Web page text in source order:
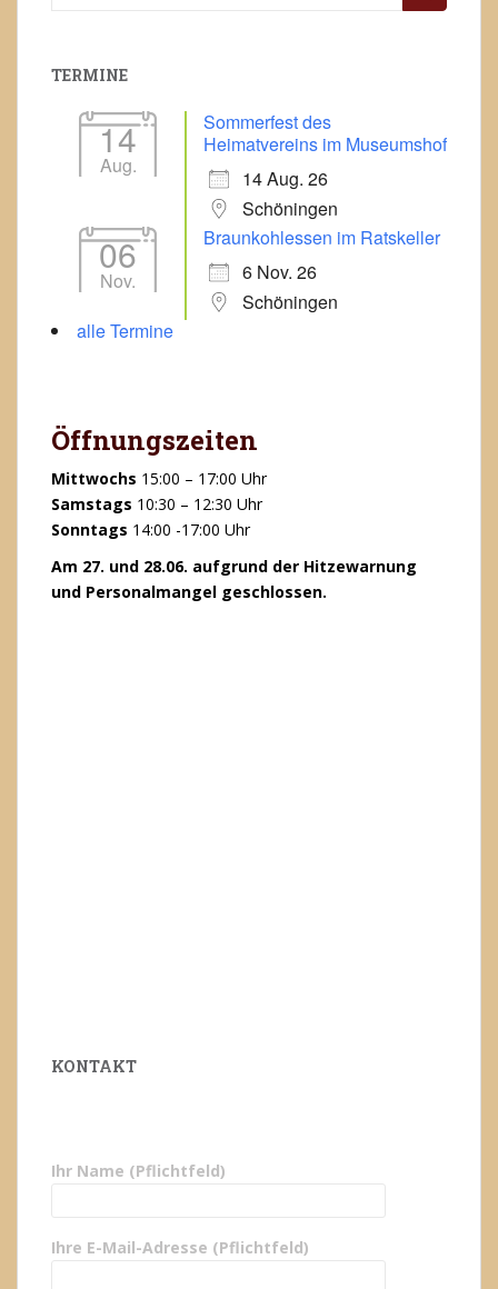
TERMINE
14
Aug.
Sommerfest des
Heimatvereins im Museumshof
14 Aug. 26
Schöningen
06
Nov.
Braunkohlessen im Ratskeller
6 Nov. 26
Schöningen
alle Termine
Öffnungszeiten
Mittwochs 15:00 – 17:00 Uhr
Samstags 10:30 – 12:30 Uhr
Sonntags 14:00 -17:00 Uhr
Am 27. und 28.06. aufgrund der Hitzewarnung
und Personalmangel geschlossen.
KONTAKT
Ihr Name (Pflichtfeld)
Ihre E-Mail-Adresse (Pflichtfeld)